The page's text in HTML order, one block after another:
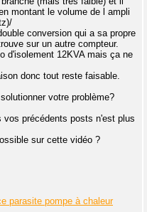
montant le volume de l ampli
conversion qui a sa propre
sur un autre compteur.
d'isolement 12KVA mais ça ne
donc tout reste faisable.
votre problème?
précédents posts n'est plus
sur cette vidéo ?
parasite pompe à chaleur